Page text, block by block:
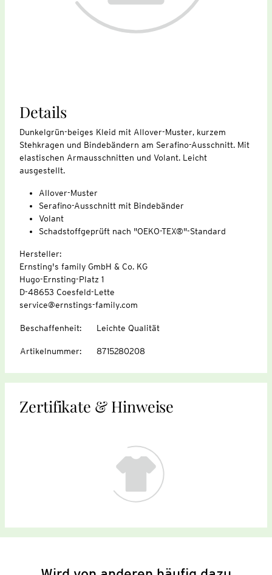
Details
Dunkelgrün-beiges Kleid mit Allover-Muster, kurzem
Stehkragen und Bindebändern am Serafino-Ausschnitt. Mit
elastischen Armausschnitten und Volant. Leicht
ausgestellt.
Allover-Muster
Serafino-Ausschnitt mit Bindebänder
Volant
Schadstoffgeprüft nach "OEKO-TEX®"-Standard
Hersteller:
Ernsting's family GmbH & Co. KG
Hugo-Ernsting-Platz 1
D-48653 Coesfeld-Lette
service@ernstings-family.com
Beschaffenheit: Leichte Qualität
Artikelnummer: 8715280208
Zertifikate & Hinweise